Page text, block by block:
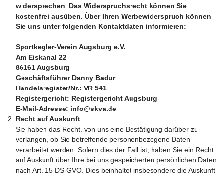
widersprechen. Das Widerspruchsrecht können Sie
kostenfrei ausüben. Über Ihren Werbewiderspruch können
Sie uns unter folgenden Kontaktdaten informieren:
Sportkegler-Verein Augsburg e.V.
Am Eiskanal 22
86161 Augsburg
Geschäftsführer Danny Badur
Handelsregister/Nr.: VR 541
Registergericht: Registergericht Augsburg
E-Mail-Adresse: info@skva.de
Recht auf Auskunft
Sie haben das Recht, von uns eine Bestätigung darüber zu
verlangen, ob Sie betreffende personenbezogene Daten
verarbeitet werden. Sofern dies der Fall ist, haben Sie ein Recht
auf Auskunft über Ihre bei uns gespeicherten persönlichen Daten
nach Art. 15 DS-GVO. Dies beinhaltet insbesondere die Auskunft